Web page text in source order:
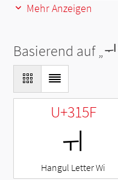
Mehr Anzeigen
Basierend auf „ᅱ
U+315F
ㅟ
Hangul Letter Wi